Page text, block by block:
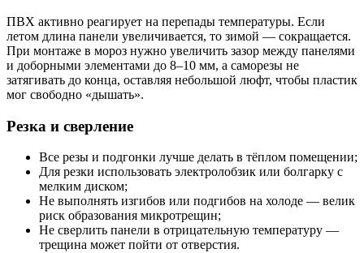
ПВХ активно реагирует на перепады температуры. Если
летом длина панели увеличивается, то зимой — сокращается.
При монтаже в мороз нужно увеличить зазор между панелями
и доборными элементами до 8–10 мм, а саморезы не
затягивать до конца, оставляя небольшой люфт, чтобы пластик
мог свободно «дышать».
Резка и сверление
Все резы и подгонки лучше делать в тёплом помещении;
Для резки использовать электролобзик или болгарку с
мелким диском;
Не выполнять изгибов или подгибов на холоде — велик
риск образования микротрещин;
Не сверлить панели в отрицательную температуру —
трещина может пойти от отверстия.